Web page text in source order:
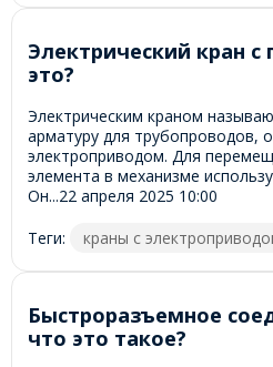
Электрический кран
это?
Электрическим краном
арматуру для трубопроводов,
электроприводом. Для
элемента в механизме
Он...22 апреля 2025 10:00
Теги:
краны с
Быстроразъемное
что это такое?